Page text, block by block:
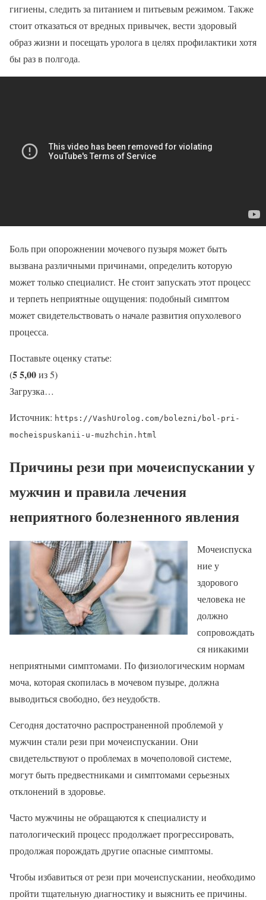
гигиены, следить за питанием и питьевым режимом. Также
стоит отказаться от вредных привычек, вести здоровый
образ жизни и посещать уролога в целях профилактики хотя
бы раз в полгода.
Боль при опорожнении мочевого пузыря может быть
вызвана различными причинами, определить которую
может только специалист. Не стоит запускать этот процесс
и терпеть неприятные ощущения: подобный симптом
может свидетельствовать о начале развития опухолевого
процесса.
Поставьте оценку статье:
(55,00из 5)
Загрузка…
Источник: https://VashUrolog.com/bolezni/bol-pri-
mocheispuskanii-u-muzhchin.html
Причины рези при мочеиспускании у
мужчин и правила лечения
неприятного болезненного явления
Мочеиспуска
ние у
здорового
человека не
должно
сопровождать
ся никакими
неприятными симптомами. По физиологическим нормам
моча, которая скопилась в мочевом пузыре, должна
выводиться свободно, без неудобств.
Сегодня достаточно распространенной проблемой у
мужчин стали рези при мочеиспускании. Они
свидетельствуют о проблемах в мочеполовой системе,
могут быть предвестниками и симптомами серьезных
отклонений в здоровье.
Часто мужчины не обращаются к специалисту и
патологический процесс продолжает прогрессировать,
продолжая порождать другие опасные симптомы.
Чтобы избавиться от рези при мочеиспускании, необходимо
пройти тщательную диагностику и выяснить ее причины.